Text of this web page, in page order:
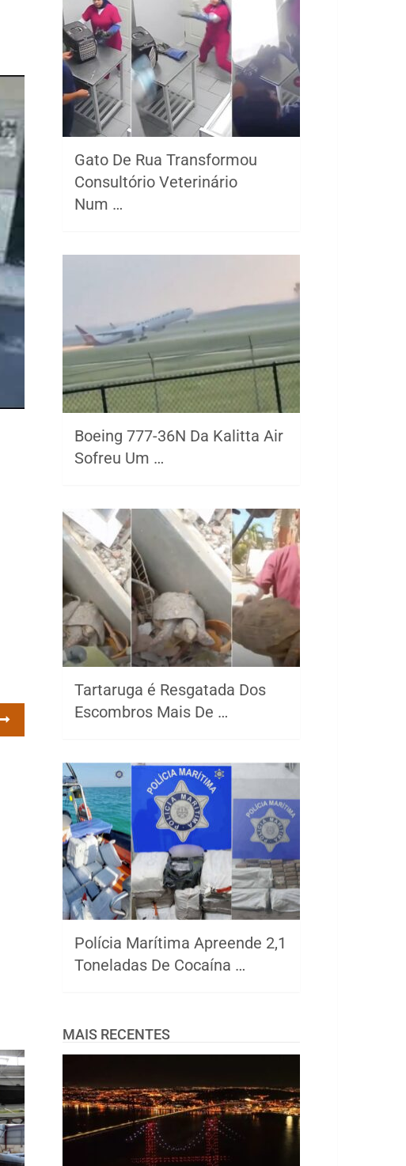
Gato De Rua Transformou
Consultório Veterinário
Num …
Boeing 777-36N Da Kalitta Air
Sofreu Um …
Tartaruga é Resgatada Dos
Escombros Mais De …
Polícia Marítima Apreende 2,1
Toneladas De Cocaína …
MAIS RECENTES